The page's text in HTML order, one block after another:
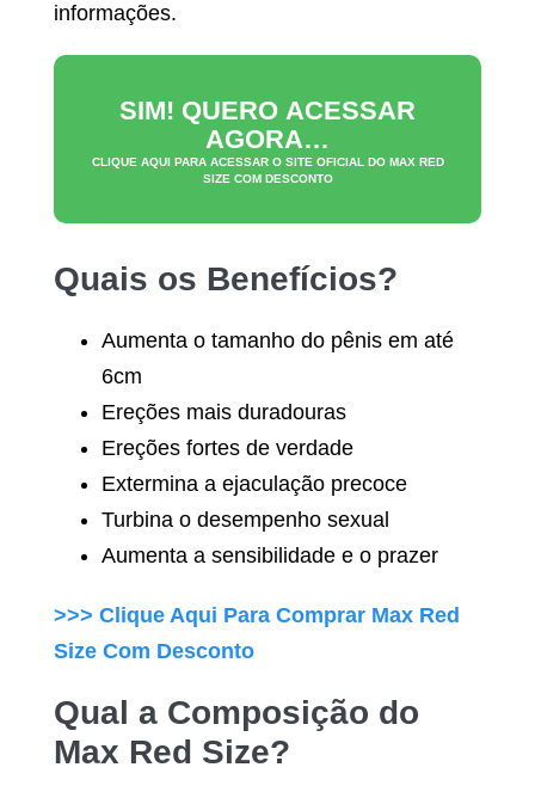
informações.
SIM! QUERO ACESSAR
AGORA…
CLIQUE AQUI PARA ACESSAR O SITE OFICIAL DO MAX RED
SIZE COM DESCONTO
Quais os Benefícios?
Aumenta o tamanho do pênis em até
6cm
Ereções mais duradouras
Ereções fortes de verdade
Extermina a ejaculação precoce
Turbina o desempenho sexual
Aumenta a sensibilidade e o prazer
>>> Clique Aqui Para Comprar Max Red
Size Com Desconto
Qual a Composição do
Max Red Size?